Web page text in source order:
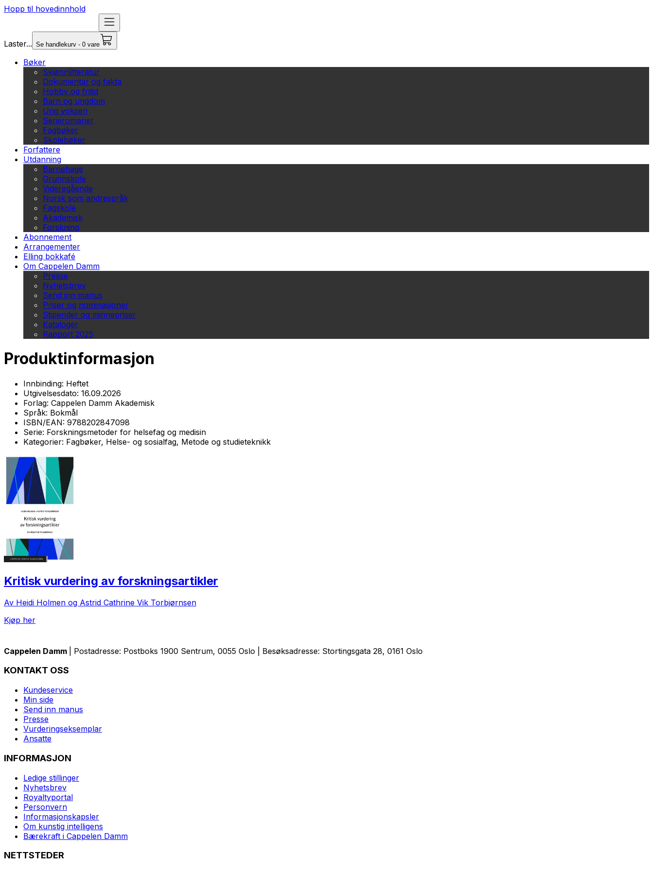
Hopp til hovedinnhold
Laster... Se handlekurv - 0 vare
Bøker
Skjønnlitteratur
Dokumentar og fakta
Hobby og fritid
Barn og ungdom
Ung voksen
Serieromaner
Fagbøker
Skolebøker
Forfattere
Utdanning
Barnehage
Grunnskole
Videregående
Norsk som andrespråk
Fagskole
Akademisk
Forskning
Abonnement
Arrangementer
Elling bokkafé
Om Cappelen Damm
Presse
Nyhetsbrev
Send inn manus
Priser og nominasjoner
Stipender og minnepriser
Kataloger
Rapport 2025
Produktinformasjon
Innbinding: Heftet
Utgivelsesdato: 16.09.2026
Forlag: Cappelen Damm Akademisk
Språk: Bokmål
ISBN/EAN: 9788202847098
Serie: Forskningsmetoder for helsefag og medisin
Kategorier: Fagbøker, Helse- og sosialfag, Metode og studieteknikk
Kritisk vurdering av forskningsartikler
Av Heidi Holmen og Astrid Cathrine Vik Torbjørnsen
Kjøp her
Cappelen Damm | Postadresse: Postboks 1900 Sentrum, 0055 Oslo | Besøksadresse: Stortingsgata 28, 0161 Oslo
KONTAKT OSS
Kundeservice
Min side
Send inn manus
Presse
Vurderingseksemplar
Ansatte
INFORMASJON
Ledige stillinger
Nyhetsbrev
Royaltyportal
Personvern
Informasjonskapsler
Om kunstig intelligens
Bærekraft i Cappelen Damm
NETTSTEDER